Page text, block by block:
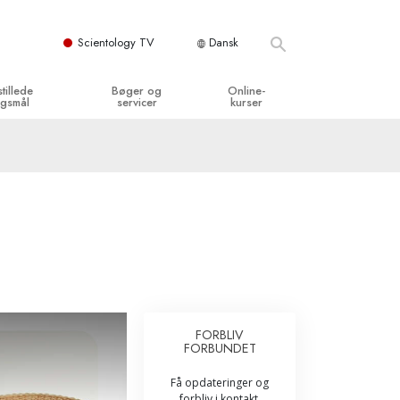
Scientology TV Dansk
Bøger og
servicer
Online-
kurser
FORBLIV
FORBUNDET
Få opdateringer og